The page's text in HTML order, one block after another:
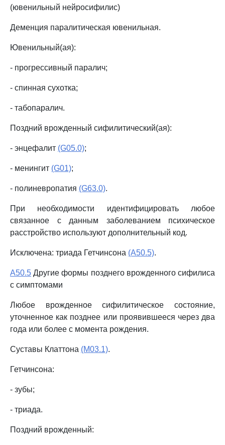
(ювенильный нейросифилис)
Деменция паралитическая ювенильная.
Ювенильный(ая):
- прогрессивный паралич;
- спинная сухотка;
- табопаралич.
Поздний врожденный сифилитический(ая):
- энцефалит (G05.0);
- менингит (G01);
- полиневропатия (G63.0).
При необходимости идентифицировать любое
связанное с данным заболеванием психическое
расстройство используют дополнительный код.
Исключена: триада Гетчинсона (A50.5).
A50.5 Другие формы позднего врожденного сифилиса
с симптомами
Любое врожденное сифилитическое состояние,
уточненное как позднее или проявившееся через два
года или более с момента рождения.
Суставы Клаттона (M03.1).
Гетчинсона:
- зубы;
- триада.
Поздний врожденный: